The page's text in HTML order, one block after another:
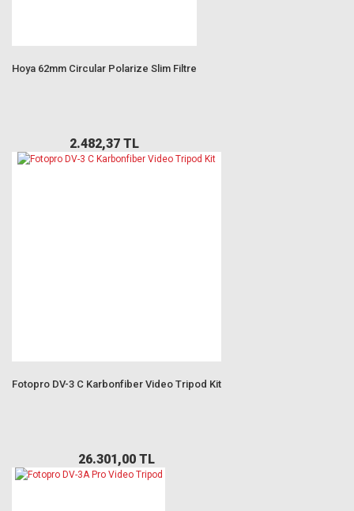
Hoya 62mm Circular Polarize Slim Filtre
2.482,37 TL
Fotopro DV-3 C Karbonfiber Video Tripod Kit
26.301,00 TL